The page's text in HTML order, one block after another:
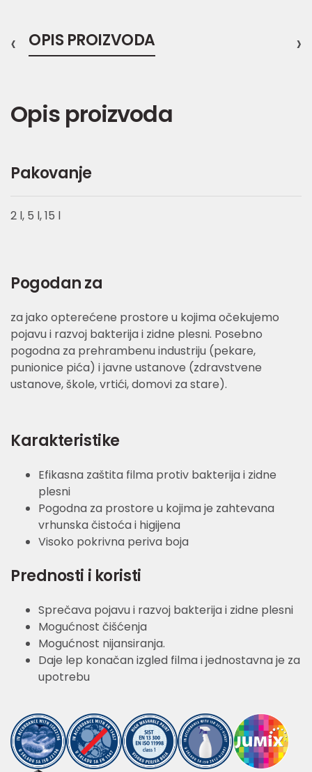
OPIS PROIZVODA
‹ ›
Opis proizvoda
Pakovanje
2 l, 5 l, 15 l
Pogodan za
za jako opterećene prostore u kojima očekujemo
pojavu i razvoj bakterija i zidne plesni. Posebno
pogodna za prehrambenu industriju (pekare,
punionice pića) i javne ustanove (zdravstvene
ustanove, škole, vrtići, domovi za stare).
Karakteristike
Efikasna zaštita filma protiv bakterija i zidne
plesni
Pogodna za prostore u kojima je zahtevana
vrhunska čistoća i higijena
Visoko pokrivna periva boja
Prednosti i koristi
Sprečava pojavu i razvoj bakterija i zidne plesni
Mogućnost čišćenja
Mogućnost nijansiranja.
Daje lep konačan izgled filma i jednostavna je za
upotrebu